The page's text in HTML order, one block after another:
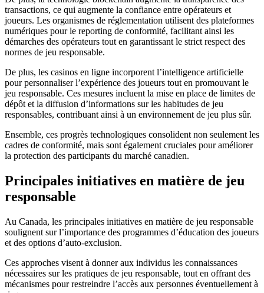
transactions, ce qui augmente la confiance entre opérateurs et
joueurs. Les organismes de réglementation utilisent des plateformes
numériques pour le reporting de conformité, facilitant ainsi les
démarches des opérateurs tout en garantissant le strict respect des
normes de jeu responsable.
De plus, les casinos en ligne incorporent l’intelligence artificielle
pour personnaliser l’expérience des joueurs tout en promouvant le
jeu responsable. Ces mesures incluent la mise en place de limites de
dépôt et la diffusion d’informations sur les habitudes de jeu
responsables, contribuant ainsi à un environnement de jeu plus sûr.
Ensemble, ces progrès technologiques consolident non seulement les
cadres de conformité, mais sont également cruciales pour améliorer
la protection des participants du marché canadien.
Principales initiatives en matière de jeu
responsable
Au Canada, les principales initiatives en matière de jeu responsable
soulignent sur l’importance des programmes d’éducation des joueurs
et des options d’auto-exclusion.
Ces approches visent à donner aux individus les connaissances
nécessaires sur les pratiques de jeu responsable, tout en offrant des
mécanismes pour restreindre l’accès aux personnes éventuellement à